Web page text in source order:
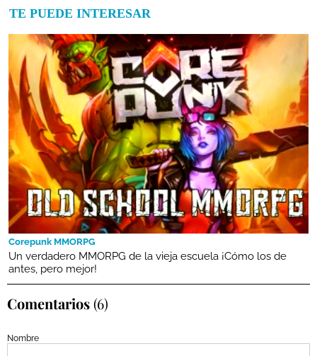
TE PUEDE INTERESAR
Corepunk MMORPG
Un verdadero MMORPG de la vieja escuela ¡Cómo los de
antes, pero mejor!
Comentarios(6)
Nombre